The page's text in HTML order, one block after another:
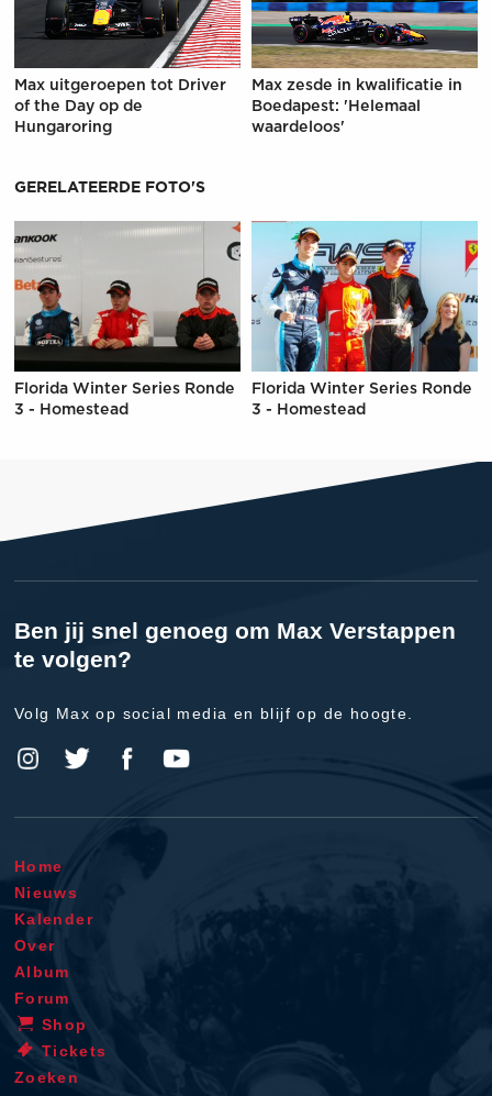
Max uitgeroepen tot Driver
of the Day op de
Hungaroring
Max zesde in kwalificatie in
Boedapest: 'Helemaal
waardeloos'
GERELATEERDE FOTO'S
Florida Winter Series Ronde
3 - Homestead
Florida Winter Series Ronde
3 - Homestead
Ben jij snel genoeg om Max Verstappen
te volgen?
Volg Max op social media en blijf op de hoogte.
Home
Nieuws
Kalender
Over
Album
Forum
Shop
Tickets
Zoeken